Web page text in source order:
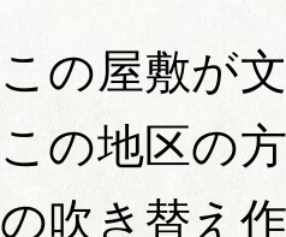
この屋敷が
この地区の
の吹き替え